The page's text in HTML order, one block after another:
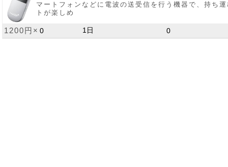
マートフォンなどに電波の送受信を行う機器で、持ち
トが楽しめ
1200円×